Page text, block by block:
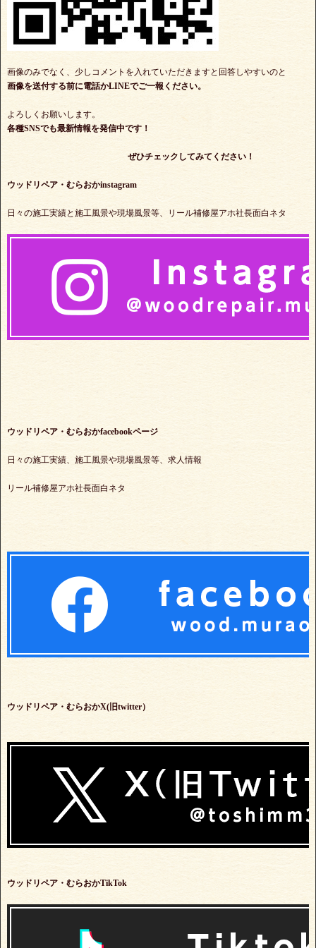
画像のみでなく、少しコメントを入れていただきますと回答しやすいのと
画像を送付する前に電話かLINEでご一報ください。
よろしくお願いします。
各種SNSでも最新情報を発信中です！
ぜひチェックしてみてください！
ウッドリペア・むらおかinstagram
日々の施工実績と施工風景や現場風景等、リール補修屋アホ社長面白ネタ
ウッドリペア・むらおかfacebookページ
日々の施工実績、施工風景や現場風景等、求人情報
リール補修屋アホ社長面白ネタ
ウッドリペア・むらおかX(旧twitter）
ウッドリペア・むらおかTikTok